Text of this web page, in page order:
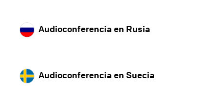
Audioconferencia en Rusia
Audioconferencia en Suecia